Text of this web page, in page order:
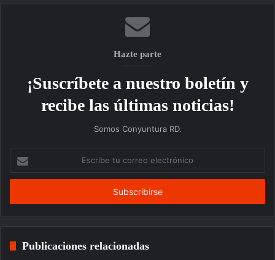
Hazte parte
¡Suscríbete a nuestro boletín y
recibe las últimas noticias!
Somos Conyuntura RD.
correo
Publicaciones relacionadas